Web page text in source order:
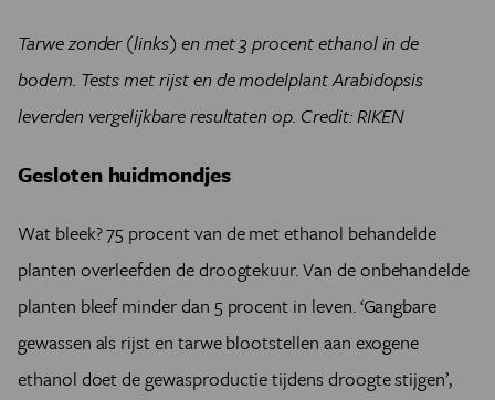
Tarwe zonder (links) en met 3 procent ethanol in de
bodem. Tests met rijst en de modelplant Arabidopsis
leverden vergelijkbare resultaten op. Credit: RIKEN
Gesloten huidmondjes
Wat bleek? 75 procent van de met ethanol behandelde
planten overleefden de droogtekuur. Van de onbehandelde
planten bleef minder dan 5 procent in leven. ‘Gangbare
gewassen als rijst en tarwe blootstellen aan exogene
ethanol doet de gewasproductie tijdens droogte stijgen’,